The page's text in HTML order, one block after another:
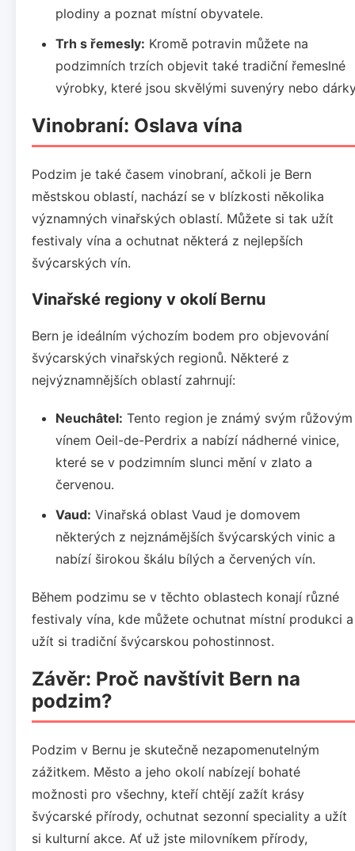
plodiny a poznat místní obyvatele.
Trh s řemesly: Kromě potravin můžete na
podzimních trzích objevit také tradiční řemeslné
výrobky, které jsou skvělými suvenýry nebo
Vinobraní: Oslava vína
Podzim je také časem vinobraní, ačkoli je Bern
městskou oblastí, nachází se v blízkosti několika
významných vinařských oblastí. Můžete si tak užít
festivaly vína a ochutnat některá z nejlepších
švýcarských vín.
Vinařské regiony v okolí Bernu
Bern je ideálním výchozím bodem pro objevování
švýcarských vinařských regionů. Některé z
nejvýznamnějších oblastí zahrnují:
Neuchâtel: Tento region je známý svým růžovým
vínem Oeil-de-Perdrix a nabízí nádherné vinice,
které se v podzimním slunci mění v zlato a
červenou.
Vaud: Vinařská oblast Vaud je domovem
některých z nejznámějších švýcarských vinic a
nabízí širokou škálu bílých a červených vín.
Během podzimu se v těchto oblastech konají různé
festivaly vína, kde můžete ochutnat místní produkci a
užít si tradiční švýcarskou pohostinnost.
Závěr: Proč navštívit Bern na
podzim?
Podzim v Bernu je skutečně nezapomenutelným
zážitkem. Město a jeho okolí nabízejí bohaté
možnosti pro všechny, kteří chtějí zažít krásy
švýcarské přírody, ochutnat sezonní speciality a užít
si kulturní akce. Ať už jste milovníkem přírody,